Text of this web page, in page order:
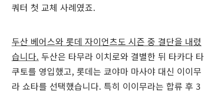
쿼터 첫 교체 사례였죠.
두산 베어스와 롯데 자이언츠도 시즌 중 결단을 내렸
습니다. 두산은 타무라 이치로와 결별한 뒤 타카다 타
쿠토를 영입했고, 롯데는 쿄야마 마사야 대신 이이무
라 쇼타를 선택했습니다. 특히 이이무라는 합류 후 3